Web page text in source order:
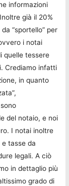
informazioni
già il 20%
“sportello” per
i notai
quelle tessere
Crediamo infatti
in quanto
del notaio, e noi
I notai inoltre
tasse da
legali. A ciò
in dettaglio più
grado di